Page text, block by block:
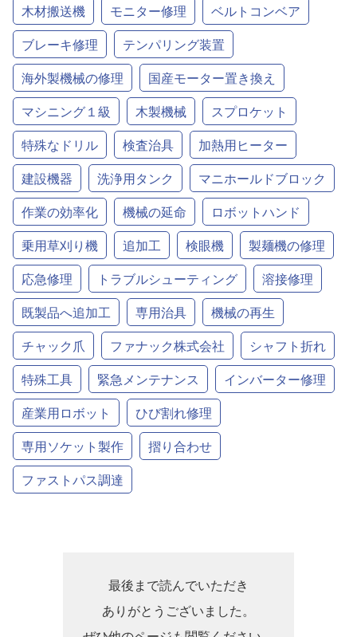
木材搬送機
モニター修理
ベルトコンベア
ブレーキ修理
テンパリング装置
海外製機械の修理
国産モーター置き換え
マシニング１級
木製機械
スプロケット
特殊なドリル
検査治具
加熱用ヒーター
建設機器
洗浄用タンク
マニホールドブロック
作業の効率化
機械の延命
ロボットハンド
乗用草刈り機
追加工 検眼機
製麺機の修理
応急修理
トラブルシューティング
溶接修理
既製品へ追加工
専用治具
機械の再生
チャック爪
ファナック株式会社
シャフト折れ
特殊工具
緊急メンテナンス
インバーター修理
産業用ロボット
ひび割れ修理
専用ソケット製作
摺り合わせ
ファストパス調達
最後まで読んでいただき
ありがとうございました。